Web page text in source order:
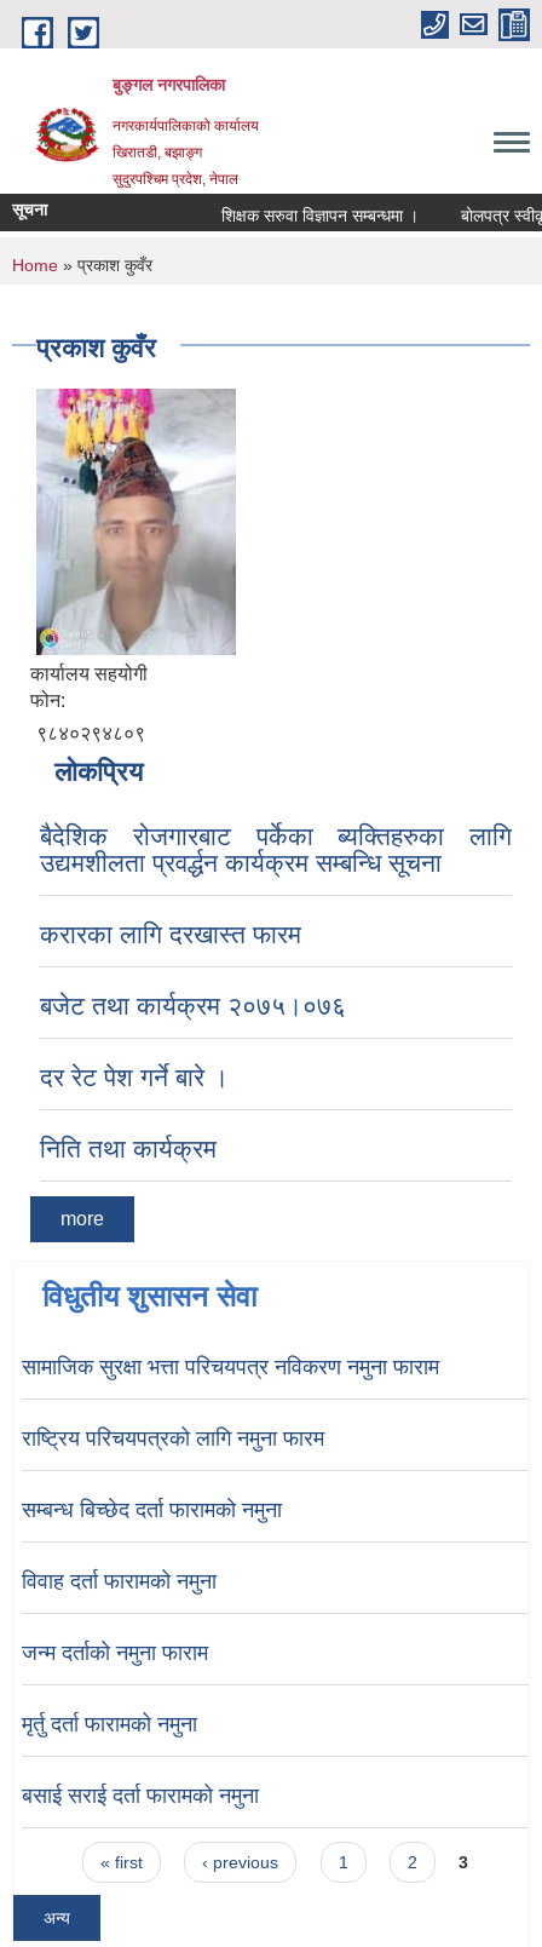
Skip to main content
बुङ्गल नगरपालिका
नगरकार्यपालिकाको कार्यालय
खिरातडी, बझाङ्ग
सुदुरपश्चिम प्रदेश, नेपाल
सूचना शिक्षक सरुवा विज्ञापन सम्बन्धमा । बोलपत्र
You are here
Home » प्रकाश कुवँर
प्रकाश कुवँर
कार्यालय सहयोगी
फोन:
९८४०२९४८०९
लोकप्रिय
बैदेशिक रोजगारबाट पर्केका ब्यक्तिहरुका लागि
उद्यमशीलता प्रवर्द्धन कार्यक्रम सम्बन्धि सूचना
करारका लागि दरखास्त फारम
बजेट तथा कार्यक्रम २०७५।०७६
दर रेट पेश गर्ने बारे ।
निति तथा कार्यक्रम
more
विधुतीय शुसासन सेवा
सामाजिक सुरक्षा भत्ता परिचयपत्र नविकरण नमुना फाराम
राष्ट्रिय परिचयपत्रको लागि नमुना फारम
सम्बन्ध बिच्छेद दर्ता फारामको नमुना
विवाह दर्ता फारामको नमुना
जन्म दर्ताको नमुना फाराम
मृर्तु दर्ता फारामको नमुना
बसाई सराई दर्ता फारामको नमुना
Pages« first ‹ previous 1 2 3
अन्य